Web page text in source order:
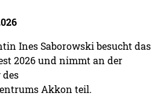
Ines Saborowski besucht das
2026 und nimmt an der
Akkon teil.